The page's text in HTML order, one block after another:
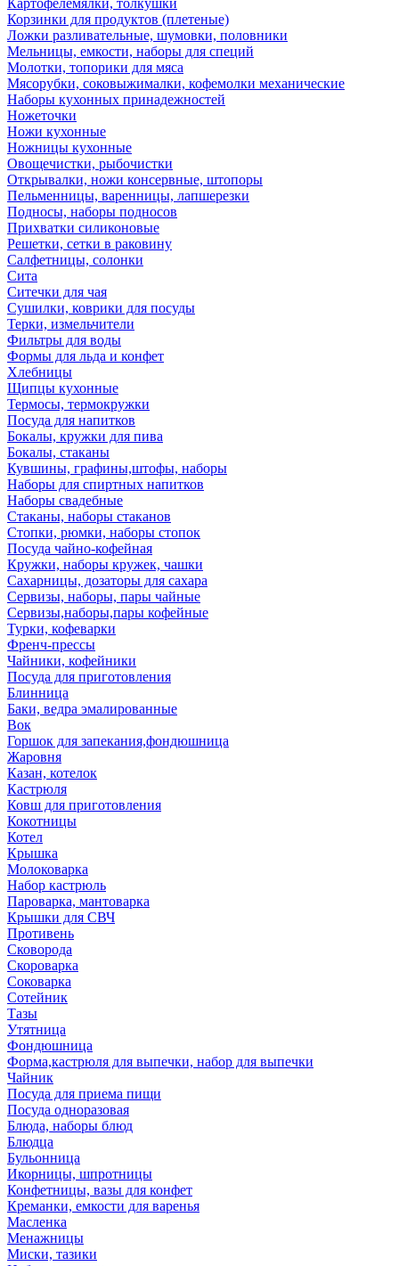
Картофелемялки, толкушки
Корзинки для продуктов (плетеные)
Ложки разливательные, шумовки, половники
Мельницы, емкости, наборы для специй
Молотки, топорики для мяса
Мясорубки, соковыжималки, кофемолки механические
Наборы кухонных принадежностей
Ножеточки
Ножи кухонные
Ножницы кухонные
Овощечистки, рыбочистки
Открывалки, ножи консервные, штопоры
Пельменницы, варенницы, лапшерезки
Подносы, наборы подносов
Прихватки силиконовые
Решетки, сетки в раковину
Салфетницы, солонки
Сита
Ситечки для чая
Сушилки, коврики для посуды
Терки, измельчители
Фильтры для воды
Формы для льда и конфет
Хлебницы
Щипцы кухонные
Термосы, термокружки
Посуда для напитков
Бокалы, кружки для пива
Бокалы, стаканы
Кувшины, графины,штофы, наборы
Наборы для спиртных напитков
Наборы свадебные
Стаканы, наборы стаканов
Стопки, рюмки, наборы стопок
Посуда чайно-кофейная
Кружки, наборы кружек, чашки
Сахарницы, дозаторы для сахара
Сервизы, наборы, пары чайные
Сервизы,наборы,пары кофейные
Турки, кофеварки
Френч-прессы
Чайники, кофейники
Посуда для приготовления
Блинница
Баки, ведра эмалированные
Вок
Горшок для запекания,фондюшница
Жаровня
Казан, котелок
Кастрюля
Ковш для приготовления
Кокотницы
Котел
Крышка
Молоковарка
Набор кастрюль
Пароварка, мантоварка
Крышки для СВЧ
Противень
Сковорода
Скороварка
Соковарка
Сотейник
Тазы
Утятница
Фондюшница
Форма,кастрюля для выпечки, набор для выпечки
Чайник
Посуда для приема пищи
Посуда одноразовая
Блюда, наборы блюд
Блюдца
Бульонница
Икорницы, шпротницы
Конфетницы, вазы для конфет
Креманки, емкости для варенья
Масленка
Менажницы
Миски, тазики